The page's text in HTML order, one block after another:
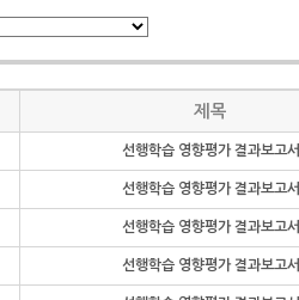
제목
선행학습 영향평가 결과보고서
선행학습 영향평가 결과보고서
선행학습 영향평가 결과보고서
선행학습 영향평가 결과보고서